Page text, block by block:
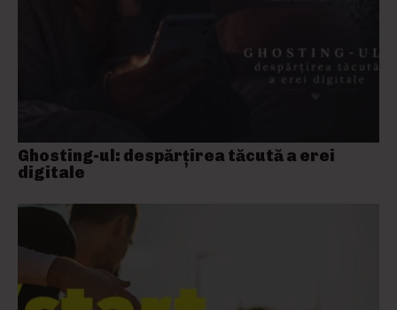
Ghosting-ul: despărțirea tăcută a erei
digitale